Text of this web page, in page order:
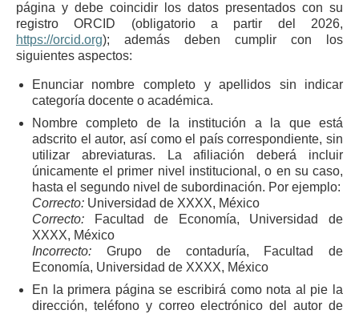
página y debe coincidir los datos presentados con su
registro ORCID (obligatorio a partir del 2026,
https://orcid.org); además deben cumplir con los
siguientes aspectos:
Enunciar nombre completo y apellidos sin indicar
categoría docente o académica.
Nombre completo de la institución a la que está
adscrito el autor, así como el país correspondiente, sin
utilizar abreviaturas. La afiliación deberá incluir
únicamente el primer nivel institucional, o en su caso,
hasta el segundo nivel de subordinación. Por ejemplo:
Correcto:Universidad de XXXX, México
Correcto:Facultad de Economía, Universidad de
XXXX, México
Incorrecto:Grupo de contaduría, Facultad de
Economía, Universidad de XXXX, México
En la primera página se escribirá como nota al pie la
dirección, teléfono y correo electrónico del autor de